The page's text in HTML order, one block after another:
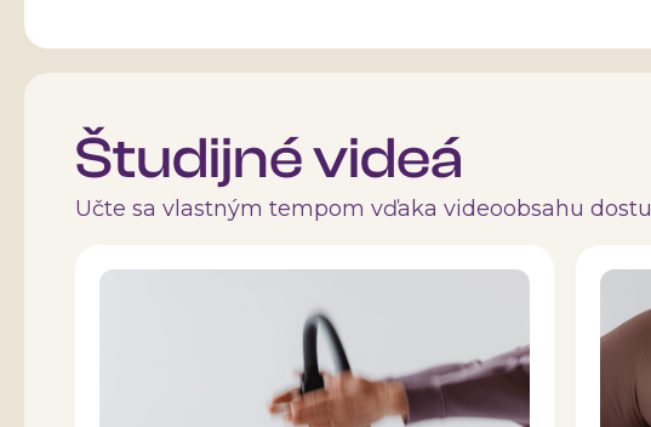
Študijné videá
Učte sa vlastným tempom vďaka videoobsahu